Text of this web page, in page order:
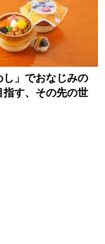
し」でおなじみの
指す、その先の世